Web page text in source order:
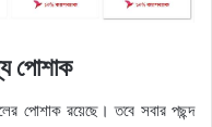
পোশাক
পোশাক রয়েছে। তবে সবার পছন্দ